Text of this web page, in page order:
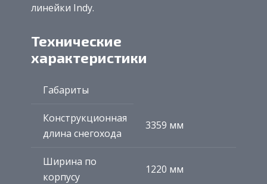
линейки Indy.
Технические
характеристики
Габариты
Конструкционная
длина снегохода
3359 мм
Ширина по
корпусу
1220 мм